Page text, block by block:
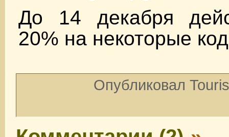
До 14 декабря
20% на некоторые
Опубликовал